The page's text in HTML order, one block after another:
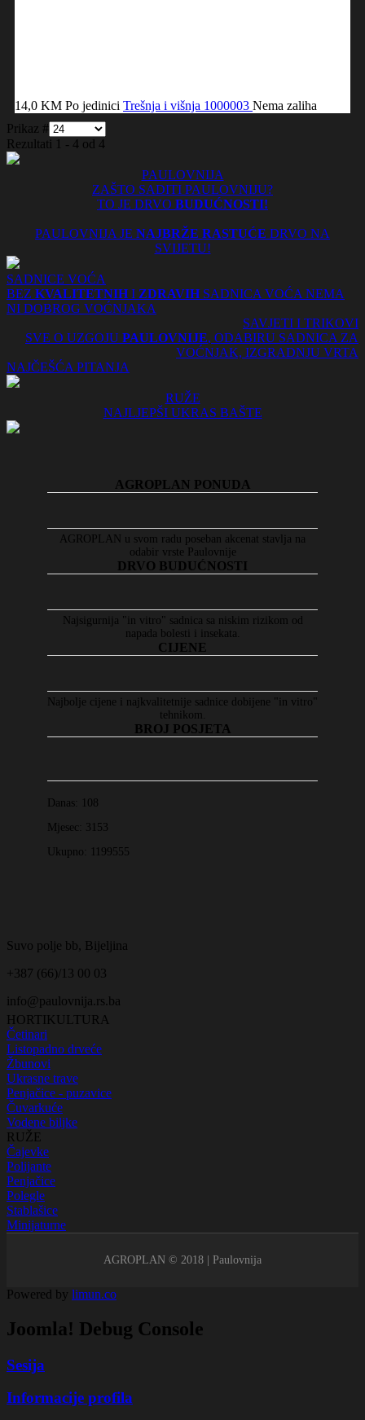
14,0 KM Po jedinici Trešnja i višnja 1000003 Nema zaliha
Prikaz #
Rezultati 1 - 4 od 4
PAULOVNIJA
ZAŠTO SADITI PAULOVNIJU?
TO JE DRVO BUDUĆNOSTI!
PAULOVNIJA JE NAJBRŽE RASTUĆE DRVO NA
SVIJETU!
SADNICE VOĆA
BEZ KVALITETNIH I ZDRAVIH SADNICA VOĆA NEMA
NI DOBROG VOĆNJAKA
SAVJETI I TRIKOVI
SVE O UZGOJU PAULOVNIJE, ODABIRU SADNICA ZA
VOĆNJAK, IZGRADNJU VRTA
NAJČEŠĆA PITANJA
RUŽE
NAJLJEPŠI UKRAS BAŠTE
AGROPLAN PONUDA
AGROPLAN u svom radu poseban akcenat stavlja na
odabir vrste Paulovnije
DRVO BUDUĆNOSTI
Najsigurnija "in vitro" sadnica sa niskim rizikom od
napada bolesti i insekata.
CIJENE
Najbolje cijene i najkvalitetnije sadnice dobijene "in vitro"
tehnikom.
BROJ POSJETA
Danas:
108
Mjesec:
3153
Ukupno:
1199555
Suvo polje bb, Bijeljina
+387 (66)/13 00 03
info@paulovnija.rs.ba
HORTIKULTURA
Četinari
Listopadno drveće
Žbunovi
Ukrasne trave
Penjačice - puzavice
Čuvarkuće
Vodene biljke
RUŽE
Čajevke
Polijante
Penjačice
Polegle
Stablašice
Minijaturne
AGROPLAN © 2018 | Paulovnija
Powered by limun.co
Joomla! Debug Console
Sesija
Informacije profila